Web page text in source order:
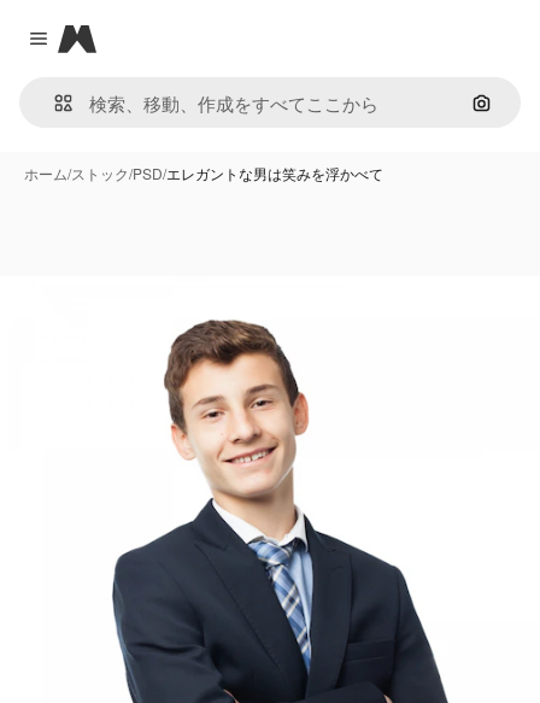
Close menu
Magnific
画像で
ホーム/ストック/PSD/エレガントな男は笑みを浮かべて